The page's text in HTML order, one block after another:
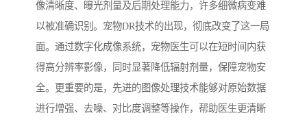
像清晰度、曝光剂量及后期处理能力，许多细微病变难
以被准确识别。宠物DR技术的出现，彻底改变了这一局
面。通过数字化成像系统，宠物医生可以在短时间内获
得高分辨率影像，同时显著降低辐射剂量，保障宠物安
全。更重要的是，先进的图像处理技术能够对原始数据
进行增强、去噪、对比度调整等操作，帮助医生更清晰